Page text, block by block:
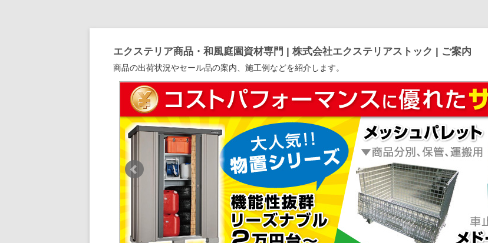
エクステリア商品・和風庭園資材専門 | 株式会社エクステリアストック | ご案内
商品の出荷状況やセール品の案内、施工例などを紹介します。